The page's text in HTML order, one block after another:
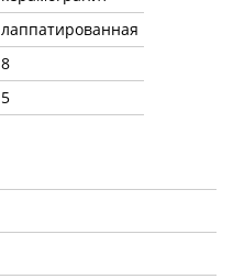
лаппатированная
8
5